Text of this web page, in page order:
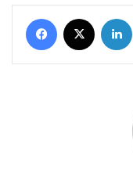
Facebook